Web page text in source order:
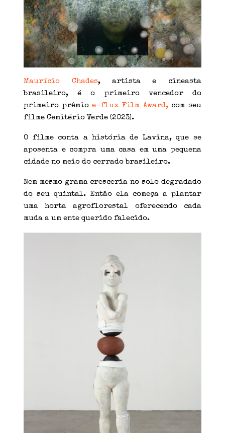
Maurício Chades, artista e cineasta
brasileiro, é o primeiro vencedor do
primeiro prêmioe-flux Film Award,com seu
filme Cemitério Verde (2023).
O filme conta a história de Lavina, que se
aposenta e compra uma casa em uma pequena
cidade no meio do cerrado brasileiro.
Nem mesmo grama cresceria no solo degradado
do seu quintal. Então ela começa a plantar
uma horta agroflorestal oferecendo cada
muda a um ente querido falecido.